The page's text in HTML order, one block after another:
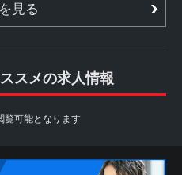
見る
スメの求人情報
覧可能となります